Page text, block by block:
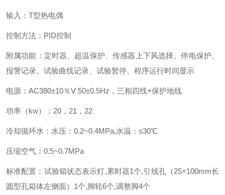
输入：T型热电偶
控制方法：PID控制
附属功能：定时器、超温保护、传感器上下风选择、停电保护、
报警记录、试验曲线记录、试验暂停、程序运行时间显示
电源：AC380±10％V 50±0.5Hz，三相四线+保护地线
功率（kw）：20，21，22
冷却循环水：水压：0.2~0.4MPa,水温：≤30℃
压缩空气：0.5~0.7MPa
标准配置：试验箱状态表示灯,累时器1个,引线孔（25×100mm长
圆型孔箱体左侧面）1个,脚轮6个,调整脚4个